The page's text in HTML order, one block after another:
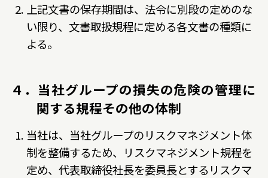
上記文書の保存期間は、法令に別段の定めのな
い限り、文書取扱規程に定める各文書の種類に
よる。
４．当社グループの損失の危険の管理に
関する規程その他の体制
当社は、当社グループのリスクマネジメント体
制を整備するため、リスクマネジメント規程を
定め、代表取締役社長を委員長とするリスクマ